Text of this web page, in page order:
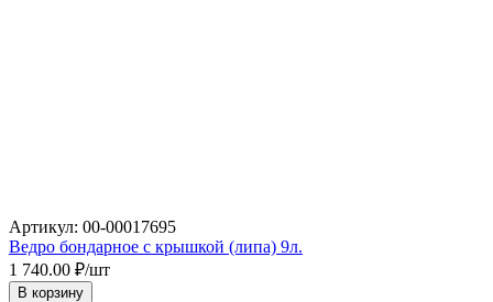
Артикул: 00-00017695
Ведро бондарное с крышкой (липа) 9л.
1 740.00 ₽/шт
В корзину